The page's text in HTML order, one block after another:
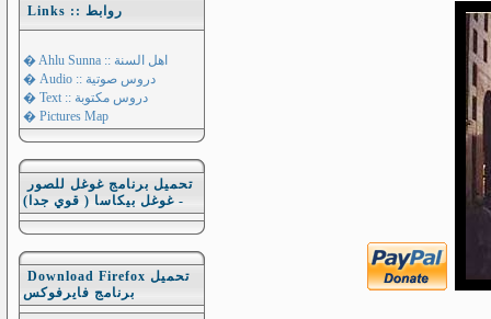
Links :: روابط
� Ahlu Sunna :: اهل السنة
� Audio :: دروس صوتية
� Text :: دروس مكتوبة
� Pictures Map
تحميل برنامج غوغل للصور
- غوغل بيكاسا ( قوي جدا)
Download Firefox تحميل
برنامج فايرفوكس